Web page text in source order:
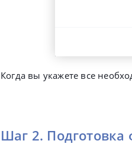
Когда вы укажете все
Шаг 2. Подготовка